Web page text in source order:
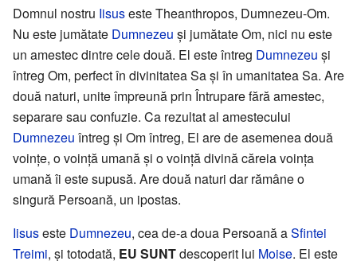
Domnul nostru Iisuseste Theanthropos, Dumnezeu-Om.
Nu este jumătate Dumnezeu și jumătate Om, nici nu este
un amestec dintre cele două. El este întreg Dumnezeu și
întreg Om, perfect în divinitatea Sa și în umanitatea Sa. Are
două naturi, unite împreună prin Întrupare fără amestec,
separare sau confuzie. Ca rezultat al amestecului
Dumnezeu întreg și Om întreg, El are de asemenea două
voințe, o voință umană și o voință divină căreia voința
umană îi este supusă. Are două naturi dar rămâne o
singură Persoană, un ipostas.
Iisuseste Dumnezeu, cea de-a doua Persoană aSfintei
Treimi, și totodată, EU SUNTdescoperit lui Moise. El este